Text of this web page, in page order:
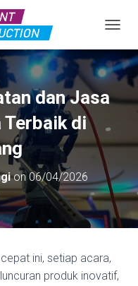
dan Jasa
di
on06/04/2026
ini, setiap acara,
produk inovatif,